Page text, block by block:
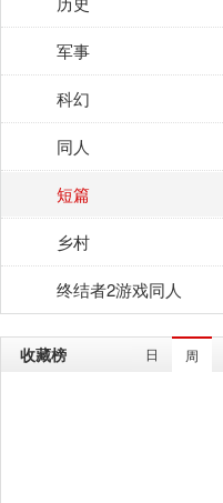
军事
科幻
同人
短篇
乡村
终结者2游戏同人
收藏榜 日 周